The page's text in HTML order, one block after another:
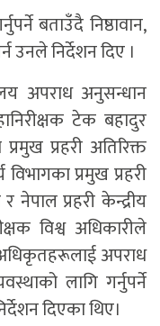
बताउँदै निष्ठावान,
उनले निर्देशन दिए ।
अपराध अनुसन्धान
टेक बहादुर
प्रहरी अतिरिक्त
प्रमुख प्रहरी
नेपाल प्रहरी केन्द्रीय
विश्व अधिकारीले
अपराध
लागि गर्नुपर्ने
दिएका थिए।